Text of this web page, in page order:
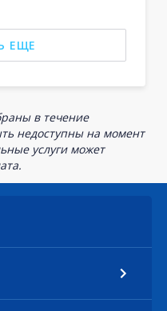
ЕЩЕ
в течение
недоступны на момент
услуги может